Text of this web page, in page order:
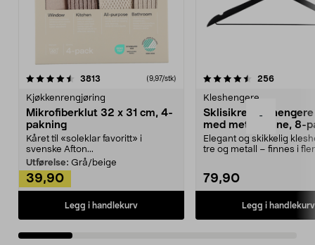
-
3813 anmeldelser(9,97/stk)
Kjøkkenrengjøring
Mikrofiberklut 32 x 31 cm, 4-
pakning
Kåret til «soleklar favoritt» i
svenske Afton...
Utførelse: Grå/beige
39,90
Legg i handlekurv
4.5av 5 stjerner 256
Kleshengere
Sklisikre
med metallpinne, 8-
Elegant og skikkelig
tre og metall – finnes i
79,90
Legg i handlekurv
4.5av 5 stjerner